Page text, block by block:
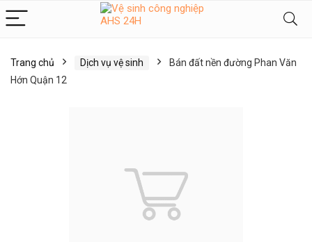
Trang chủ Dịch vụ vệ sinh
Bán đất nền đường Phan Văn
Hớn Quận 12